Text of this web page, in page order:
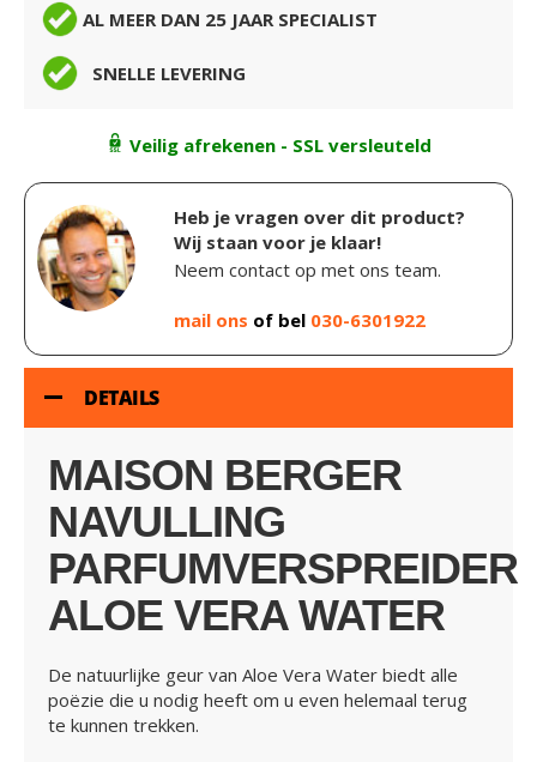
AL MEER DAN 25 JAAR SPECIALIST
SNELLE LEVERING
Veilig afrekenen - SSL versleuteld
Heb je vragen over dit product?
Wij staan voor je klaar!
Neem contact op met ons team.
mail ons of bel 030-6301922
DETAILS
MAISON BERGER
NAVULLING
PARFUMVERSPREIDER
ALOE VERA WATER
De natuurlijke geur van Aloe Vera Water biedt alle
poëzie die u nodig heeft om u even helemaal terug
te kunnen trekken.